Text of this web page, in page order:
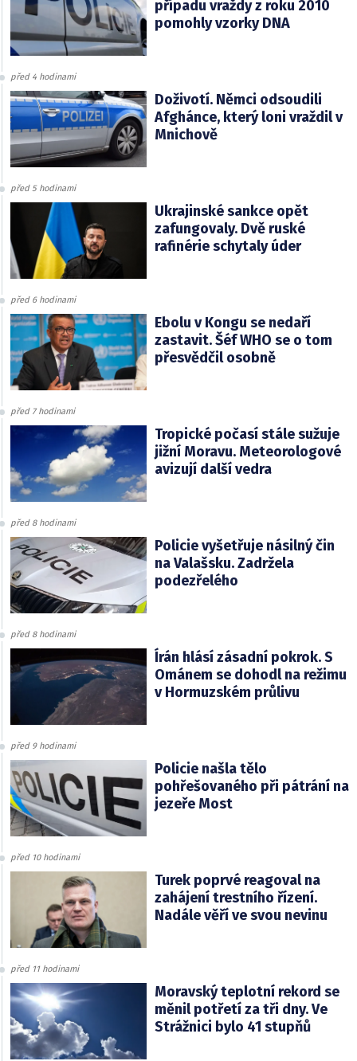
případu vraždy z roku 2010
pomohly vzorky DNA
před 4 hodinami
Doživotí. Němci odsoudili
Afghánce, který loni vraždil v
Mnichově
před 5 hodinami
Ukrajinské sankce opět
zafungovaly. Dvě ruské
rafinérie schytaly úder
před 6 hodinami
Ebolu v Kongu se nedaří
zastavit. Šéf WHO se o tom
přesvědčil osobně
před 7 hodinami
Tropické počasí stále sužuje
jižní Moravu. Meteorologové
avizují další vedra
před 8 hodinami
Policie vyšetřuje násilný čin
na Valašsku. Zadržela
podezřelého
před 8 hodinami
Írán hlásí zásadní pokrok. S
Ománem se dohodl na režimu
v Hormuzském průlivu
před 9 hodinami
Policie našla tělo
pohřešovaného při pátrání na
jezeře Most
před 10 hodinami
Turek poprvé reagoval na
zahájení trestního řízení.
Nadále věří ve svou nevinu
před 11 hodinami
Moravský teplotní rekord se
měnil potřetí za tři dny. Ve
Strážnici bylo 41 stupňů